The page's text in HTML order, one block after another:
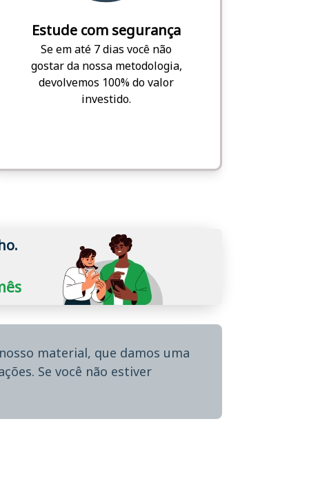
Estude com segurança
Se em até 7 dias você não
gostar da nossa metodologia,
devolvemos 100% do valor
investido.
material, que damos uma
Se você não estiver